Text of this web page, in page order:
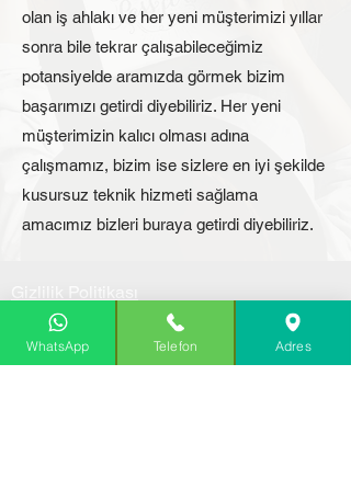
olan iş ahlakı ve her yeni müşterimizi yıllar
sonra bile tekrar çalışabileceğimiz
potansiyelde aramızda görmek bizim
başarımızı getirdi diyebiliriz. Her yeni
müşterimizin kalıcı olması adına
çalışmamız, bizim ise sizlere en iyi şekilde
kusursuz teknik hizmeti sağlama
amacımız bizleri buraya getirdi diyebiliriz.
Gizlilik Politikası
KVKK Aydınlatma Metni
Çerez Politikası
WhatsApp Telefon Adres